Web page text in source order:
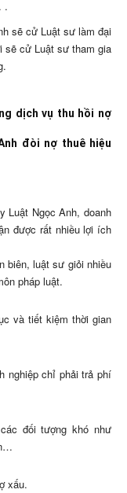
.
sẽ cử Luật sư làm đại
sẽ cử Luật sư tham gia
dịch vụ thu hồi nợ
đòi nợ thuê hiệu
Luật Ngọc Anh, doanh
được rất nhiều lợi ích
biên, luật sư giỏi nhiều
pháp luật.
và tiết kiệm thời gian
nghiệp chỉ phải trả phí
đối tượng khó như
xấu.